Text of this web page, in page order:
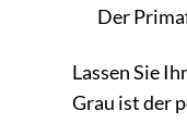
Der
Lassen Sie
Grau ist der